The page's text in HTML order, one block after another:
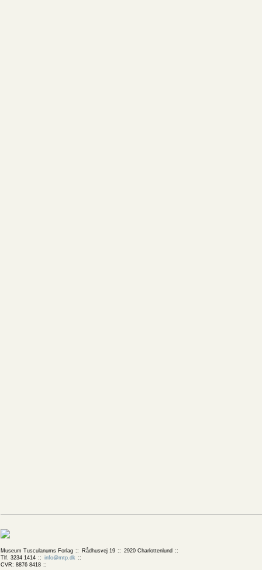
Museum Tusculanums Forlag Rådhusvej 19
2920 Charlottenlund
Tlf. 3234 1414
info@mtp.dk
CVR: 8876 8418